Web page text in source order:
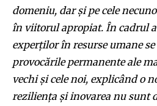
domeniu, dar și pe cele
în viitorul apropiat. În cadrul
experților în resurse umane
provocările permanente ale
vechi și cele noi, explicând o
reziliența și inovarea nu sunt